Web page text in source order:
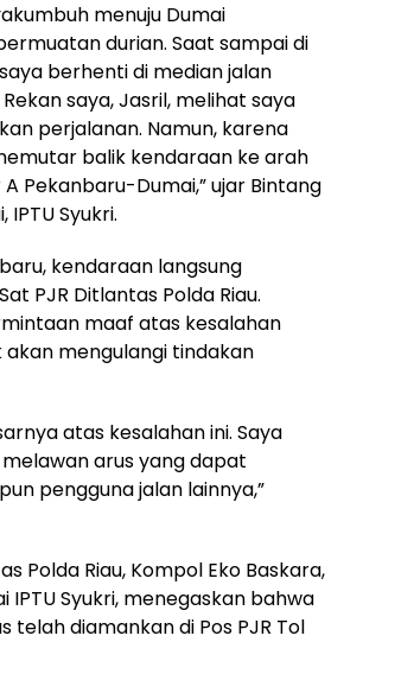
menuju Dumai
durian. Saat sampai di
berhenti di median jalan
saya, Jasril, melihat saya
perjalanan. Namun, karena
balik kendaraan ke arah
Pekanbaru-Dumai,” ujar Bintang
Syukri.
kendaraan langsung
PJR Ditlantas Polda Riau.
maaf atas kesalahan
mengulangi tindakan
atas kesalahan ini. Saya
arus yang dapat
pengguna jalan lainnya,”
Polda Riau, Kompol Eko Baskara,
Syukri, menegaskan bahwa
telah diamankan di Pos PJR Tol